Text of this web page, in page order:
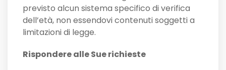
previsto alcun sistema specifico di verifica
dell’età, non essendovi contenuti soggetti a
limitazioni di legge.
Rispondere alle Sue richieste